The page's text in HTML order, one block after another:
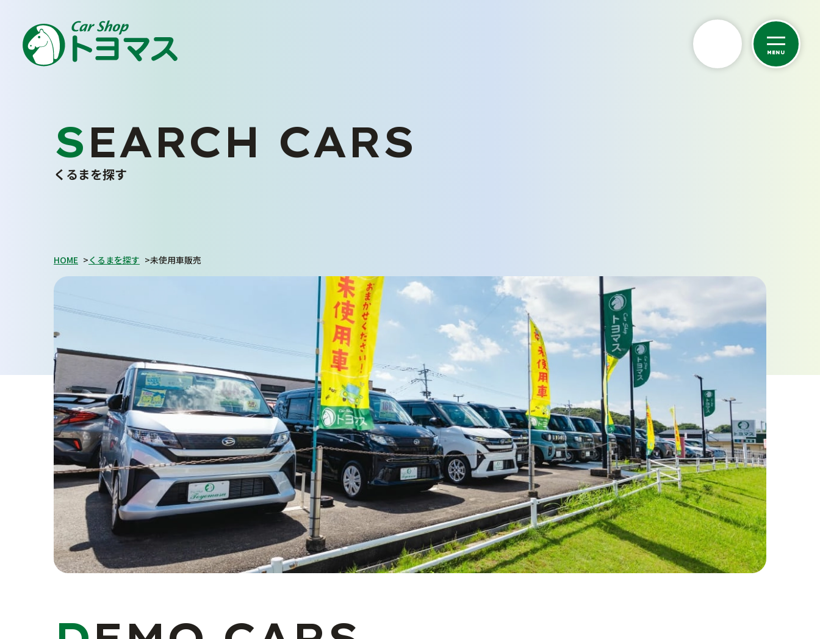
MENU
ENJOY YOUR CAR LIFE
私たちについて
採用情報
車検・点検・修理
点検・一般修理
鈑金・塗装
サポート
よくあるご質問
事故・故障対応について
お問い合わせフォーム
お知らせ・ブログ
プライバシーポリシー
SEARCH CARS
くるまを探す
HOME >くるまを探す >未使用車販売